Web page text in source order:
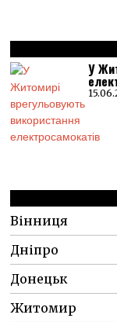
У
Вінниця
Дніпро
Донецьк
Житомир